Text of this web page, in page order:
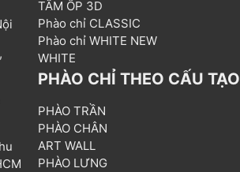
TẤM ỐP 3D
Phào chỉ CLASSIC
Phào chỉ WHITE NEW
WHITE
PHÀO CHỈ THEO CẤU TẠO
PHÀO TRẦN
PHÀO CHÂN
ART WALL
PHÀO LƯNG